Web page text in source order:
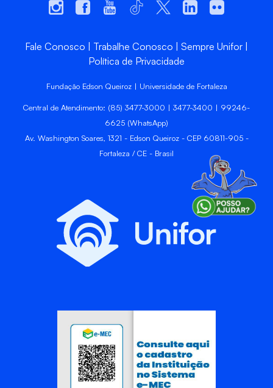
Fale Conosco Trabalhe Conosco
Sempre Unifor
Política de Privacidade
Fundação Edson Queiroz | Universidade de Fortaleza
Central de Atendimento: (85) 3477-3000 | 3477-3400 | 99246-
6625 (WhatsApp)
Av. Washington Soares, 1321 - Edson Queiroz - CEP 60811-905 -
Fortaleza / CE - Brasil